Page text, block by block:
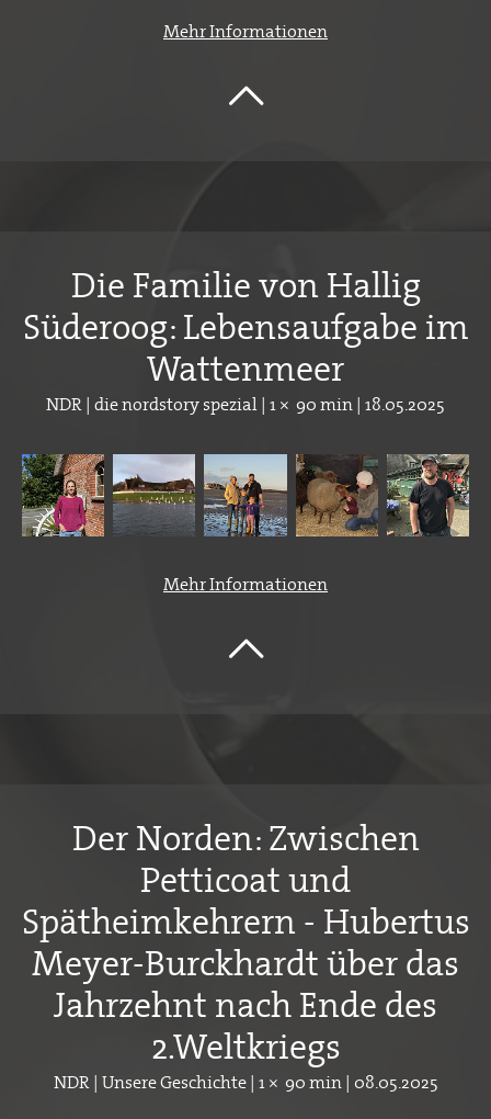
Mehr Informationen
Die Familie von Hallig
Süderoog: Lebensaufgabe im
Wattenmeer
NDR | die nordstory spezial | 1 × 90 min | 18.05.2025
Mehr Informationen
Der Norden: Zwischen
Petticoat und
Spätheimkehrern - Hubertus
Meyer-Burckhardt über das
Jahrzehnt nach Ende des
2.Weltkriegs
NDR | Unsere Geschichte | 1 × 90 min | 08.05.2025